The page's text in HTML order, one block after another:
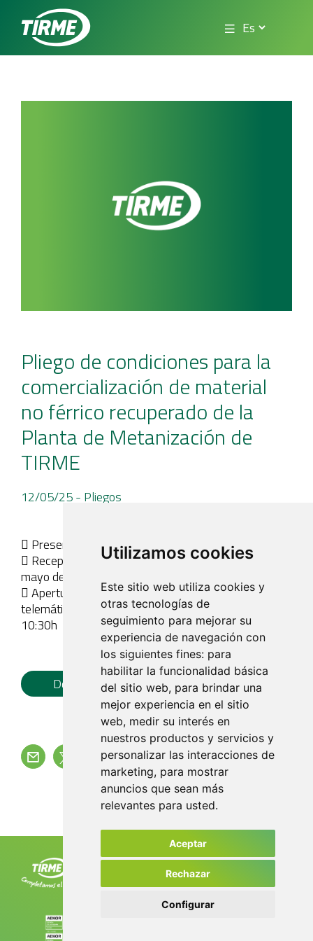
Utilizamos cookies
Este sitio web utiliza cookies y
otras tecnologías de
seguimiento para mejorar su
experiencia de navegación con
los siguientes fines: para
habilitar la funcionalidad básica
del sitio web, para brindar una
mejor experiencia en el sitio
web, medir su interés en
nuestros productos y servicios y
personalizar las interacciones de
marketing, para mostrar
anuncios que sean más
relevantes para usted.
Aceptar
Rechazar
Configurar
Pliego de condiciones para la
comercialización de material
no férrico recuperado de la
Planta de Metanización de
TIRME
12/05/25- Pliegos
 Presentación de ofertas según pliego adjunto
 Recepción de ofertas por correo electrónico: 27 de
mayo de 2025 a las 10h
 Apertura de ofertas y acto de adjudicación vía
telemática: día 27 de mayo de 2025 a partir de las
10:30h
Documento Pdf
Tirme, S.A. Ctra. de Sóller, km 8,2
07120 Palma. Tel. +34 971 435 050
info@tirme.com